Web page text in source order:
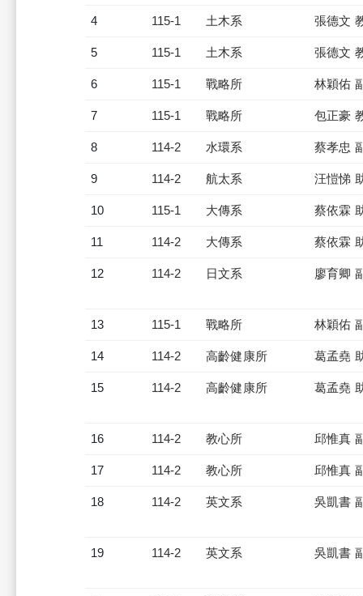
4 115-1 土木系 張德文
5 115-1 土木系 張德文
6 115-1 戰略所 林穎佑
7 115-1 戰略所 包正豪
8 114-2 水環系 蔡孝忠
9 114-2 航太系 汪愷悌
10 115-1 大傳系 蔡依霖
11 114-2 大傳系 蔡依霖
12 114-2 日文系 廖育卿
13 115-1 戰略所 林穎佑
14 114-2 高齡健康所 葛孟堯
15 114-2 高齡健康所 葛孟堯
16 114-2 教心所 邱惟真
17 114-2 教心所 邱惟真
18 114-2 英文系 吳凱書
19 114-2 英文系 吳凱書